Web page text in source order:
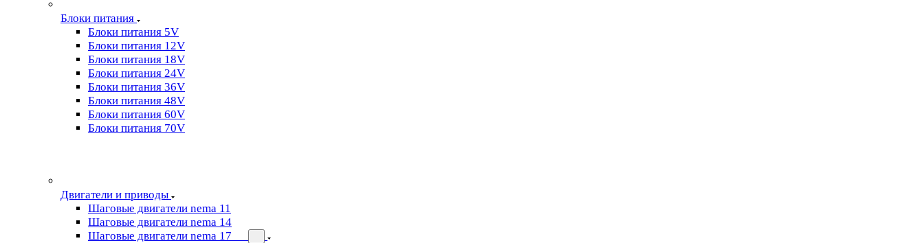
Блоки питания
Блоки питания 5V
Блоки питания 12V
Блоки питания 18V
Блоки питания 24V
Блоки питания 36V
Блоки питания 48V
Блоки питания 60V
Блоки питания 70V
Двигатели и приводы
Шаговые двигатели nema 11
Шаговые двигатели nema 14
Шаговые двигатели nema 17